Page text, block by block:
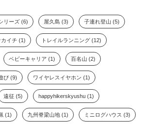
リーズ (6) 屋久島 (3) 子連れ登山 (5)
カイチ (1) トレイルランニング (12)
ベビーキャリア (1) 百名山 (2)
び (9) ワイヤレスイヤホン (1)
遠征 (5) happyhikerskyushu (1)
(1) 九州脊梁山地 (1) ミニログハウス (3)